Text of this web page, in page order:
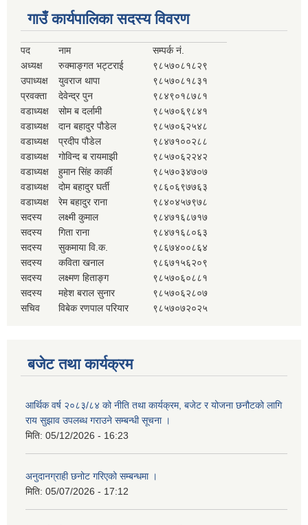
गाउँ कार्यपालिका सदस्य विवरण
पद नाम
सम्पर्क नं.
अध्यक्ष
रुक्माङ्गत भट्टराई
९८५७०८१८२९
उपाध्यक्ष
युवराज थापा
९८५७०८१८३१
प्रवक्ता
देवेन्द्र पुन
९८४९०१८७८१
वडाध्यक्ष
सोम ब दर्लामी
९८५७०६९८४१
वडाध्यक्ष
दान बहादुर पौडेल
९८५७०६२५४८
वडाध्यक्ष
प्रदीप पौडेल
९८४७१००२८८
वडाध्यक्ष
गोविन्द ब रायमाझी
९८५७०६२२४२
वडाध्यक्ष
हुमान सिंह कार्की
९८५७०३४७०७
वडाध्यक्ष
दोम बहादुर घर्ती
९८६०६९७७६३
वडाध्यक्ष
रेम बहादुर राना
९८४०४५७९७८
सदस्य
लक्ष्मी कुमाल
९८४७१६८७१७
सदस्य
गिता राना
९८४७१६८०६३
सदस्य
सुकमाया वि.क.
९८६७४००८६४
सदस्य
कविता खनाल
९८६७१५६२०९
सदस्य
लक्ष्मण हिताङ्ग
९८५७०६०८८१
सदस्य
महेश बराल सुनार
९८५७०६२८०७
सचिव
विबेक रणपाल परियार ९८५७०७२०२५
बजेट तथा कार्यक्रम
आर्थिक वर्ष २०८३/८४ को नीति तथा कार्यक्रम, बजेट र योजना छनौटको लागि
राय सुझाव उपलब्ध गराउने सम्बन्धी सूचना ।
मिति: 05/12/2026 - 16:23
अनुदानग्राही छनोट गरिएको सम्बन्धमा ।
मिति: 05/07/2026 - 17:12